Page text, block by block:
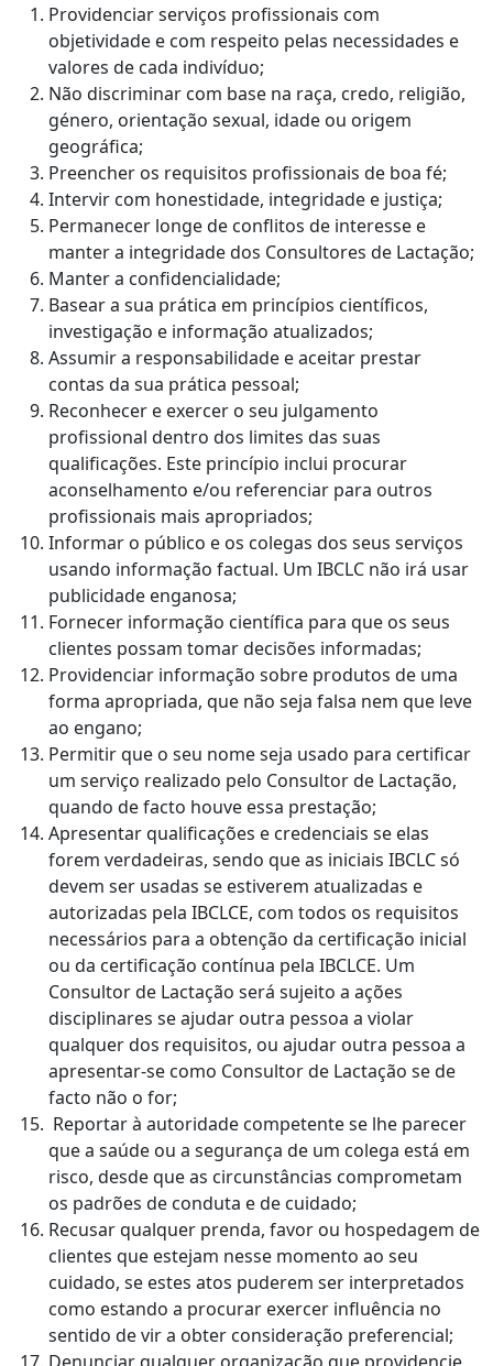
Providenciar serviços profissionais com
objetividade e com respeito pelas necessidades e
valores de cada indivíduo;
Não discriminar com base na raça, credo, religião,
género, orientação sexual, idade ou origem
geográfica;
Preencher os requisitos profissionais de boa fé;
Intervir com honestidade, integridade e justiça;
Permanecer longe de conflitos de interesse e
manter a integridade dos Consultores de Lactação;
Manter a confidencialidade;
Basear a sua prática em princípios científicos,
investigação e informação atualizados;
Assumir a responsabilidade e aceitar prestar
contas da sua prática pessoal;
Reconhecer e exercer o seu julgamento
profissional dentro dos limites das suas
qualificações. Este princípio inclui procurar
aconselhamento e/ou referenciar para outros
profissionais mais apropriados;
Informar o público e os colegas dos seus serviços
usando informação factual. Um IBCLC não irá usar
publicidade enganosa;
Fornecer informação científica para que os seus
clientes possam tomar decisões informadas;
Providenciar informação sobre produtos de uma
forma apropriada, que não seja falsa nem que leve
ao engano;
Permitir que o seu nome seja usado para certificar
um serviço realizado pelo Consultor de Lactação,
quando de facto houve essa prestação;
Apresentar qualificações e credenciais se elas
forem verdadeiras, sendo que as iniciais IBCLC só
devem ser usadas se estiverem atualizadas e
autorizadas pela IBCLCE, com todos os requisitos
necessários para a obtenção da certificação inicial
ou da certificação contínua pela IBCLCE. Um
Consultor de Lactação será sujeito a ações
disciplinares se ajudar outra pessoa a violar
qualquer dos requisitos, ou ajudar outra pessoa a
apresentar-se como Consultor de Lactação se de
facto não o for;
Reportar à autoridade competente se lhe parecer
que a saúde ou a segurança de um colega está em
risco, desde que as circunstâncias comprometam
os padrões de conduta e de cuidado;
Recusar qualquer prenda, favor ou hospedagem de
clientes que estejam nesse momento ao seu
cuidado, se estes atos puderem ser interpretados
como estando a procurar exercer influência no
sentido de vir a obter consideração preferencial;